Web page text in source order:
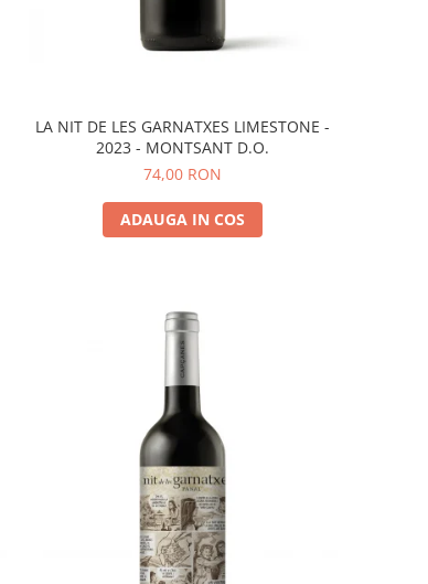
LA NIT DE LES GARNATXES LIMESTONE -
2023 - MONTSANT D.O.
74,00 RON
ADAUGA IN COS